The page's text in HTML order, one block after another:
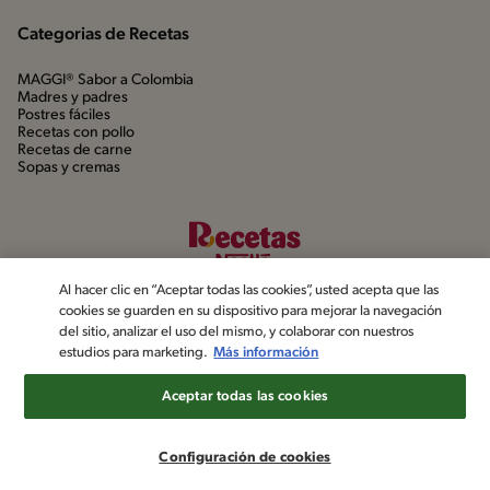
Categorias de Recetas
MAGGI® Sabor a Colombia
Madres y padres
Postres fáciles
Recetas con pollo
Recetas de carne
Sopas y cremas
©2022, Nestlé. Marcas registradas por Société dels Produits Nestlé,
Al hacer clic en “Aceptar todas las cookies”, usted acepta que las
cookies se guarden en su dispositivo para mejorar la navegación
del sitio, analizar el uso del mismo, y colaborar con nuestros
estudios para marketing. Más información
Configuración de cookies
Aceptar todas las cookies